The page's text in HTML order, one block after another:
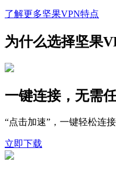
了解更多坚果VPN特点
为什么选择坚果
一键连接，无需
“点击加速”，一键轻松连
立即下载